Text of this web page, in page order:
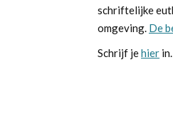
schriftelijke
omgeving. De
Schrijf jehier in.